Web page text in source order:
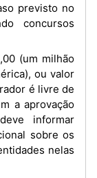
previsto no
concursos
ou valor
é livre de
a aprovação
informar
sobre os
nelas